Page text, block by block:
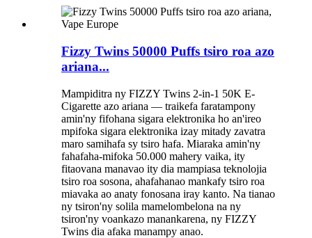
Fizzy Twins 50000 Puffs tsiro roa azo
ariana...
Mampiditra ny FIZZY Twins 2-in-1 50K E-
Cigarette azo ariana — traikefa faratampony
amin'ny fifohana sigara elektronika ho an'ireo
mpifoka sigara elektronika izay mitady zavatra
maro samihafa sy tsiro hafa. Miaraka amin'ny
fahafaha-mifoka 50.000 mahery vaika, ity
fitaovana manavao ity dia mampiasa teknolojia
tsiro roa sosona, ahafahanao mankafy tsiro roa
miavaka ao anaty fonosana iray kanto. Na tianao
ny tsiron'ny solila mamelombelona na ny
tsiron'ny voankazo manankarena, ny FIZZY
Twins dia afaka manampy anao.